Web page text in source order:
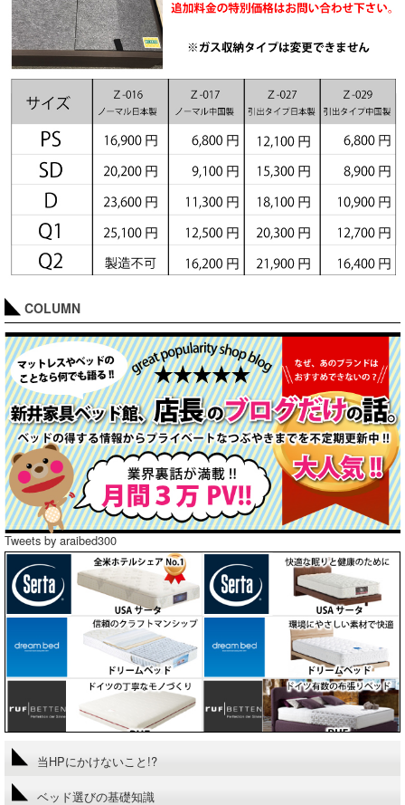
COLUMN
Tweets by araibed300
当HPにかけないこと!?
ベッド選びの基礎知識